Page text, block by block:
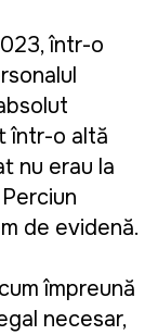
într-o
într-o altă
nu erau la
de evidență.
împreună
necesar,